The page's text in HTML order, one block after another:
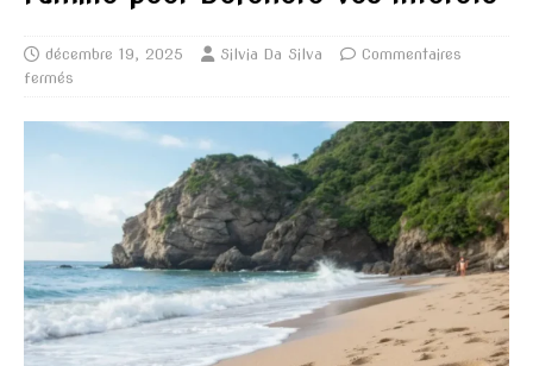
décembre 19, 2025 Silvia Da Silva
Commentaires
fermés